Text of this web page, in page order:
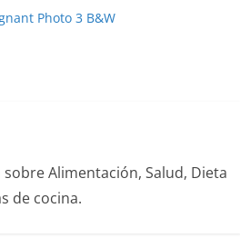
Alimentación, Salud, Dieta
de cocina.